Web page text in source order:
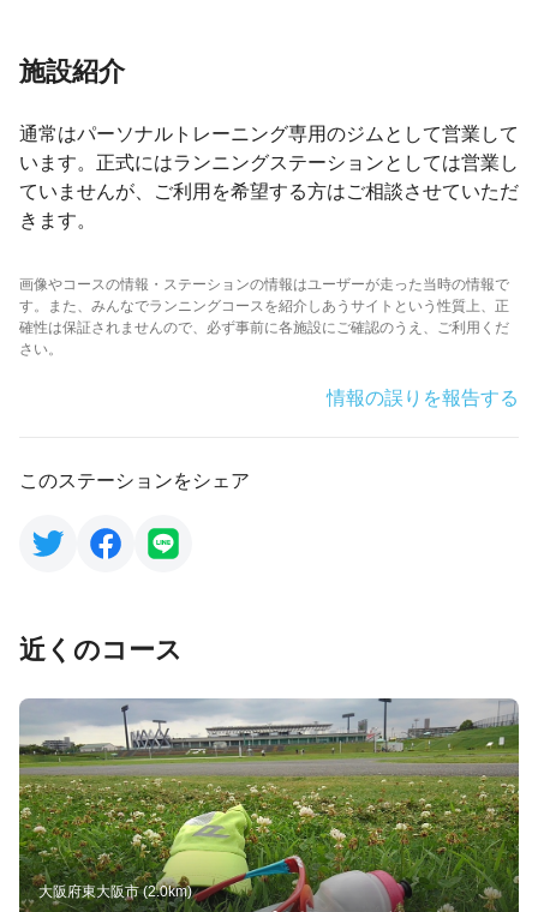
施設紹介
通常はパーソナルトレーニング専用のジムとして営業して
います。正式にはランニングステーションとしては営業し
ていませんが、ご利用を希望する方はご相談させていただ
きます。
画像やコースの情報・ステーションの情報はユーザーが走った当時の情報で
す。また、みんなでランニングコースを紹介しあうサイトという性質上、正
確性は保証されませんので、必ず事前に各施設にご確認のうえ、ご利用くだ
さい。
情報の誤りを報告する
このステーションをシェア
近くのコース
大阪府東大阪市 (2.0km)